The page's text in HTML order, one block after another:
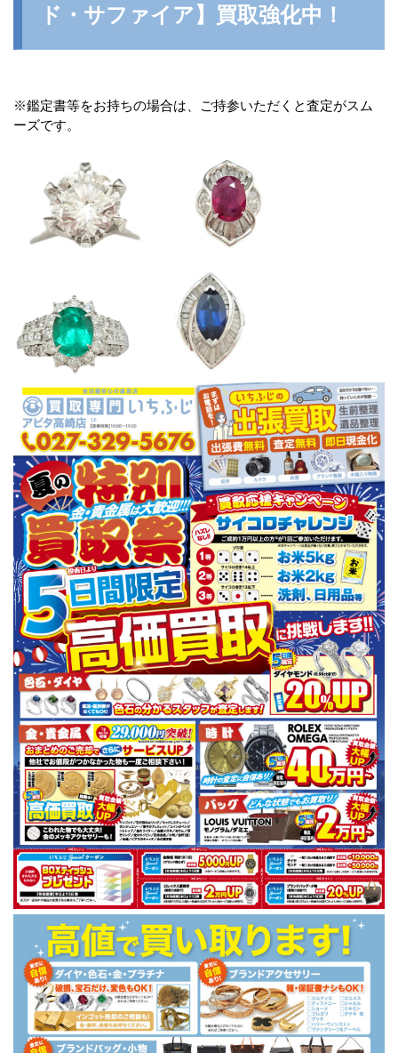
ド・サファイア】買取強化中！
※鑑定書等をお持ちの場合は、ご持参いただくと査定がスム
ーズです。